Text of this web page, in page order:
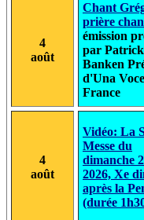
4
août
Chant
prière
émission
par Patrick
Banken
d'Una Voce
France
4
août
Vidéo: La
Messe du
dimanche
2026, Xe
après la
(durée